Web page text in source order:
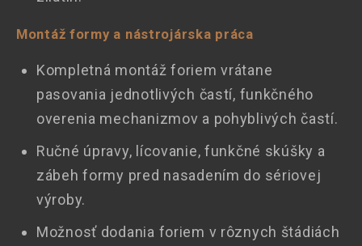
Montáž formy a nástrojárska práca
Kompletná montáž foriem vrátane
pasovania jednotlivých častí, funkčného
overenia mechanizmov a pohyblivých častí.
Ručné úpravy, lícovanie, funkčné skúšky a
zábeh formy pred nasadením do sériovej
výroby.
Možnosť dodania foriem v rôznych štádiách